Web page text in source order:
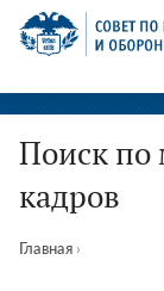
Перейти
СВОП
Поиск по
кадров
Главная ›